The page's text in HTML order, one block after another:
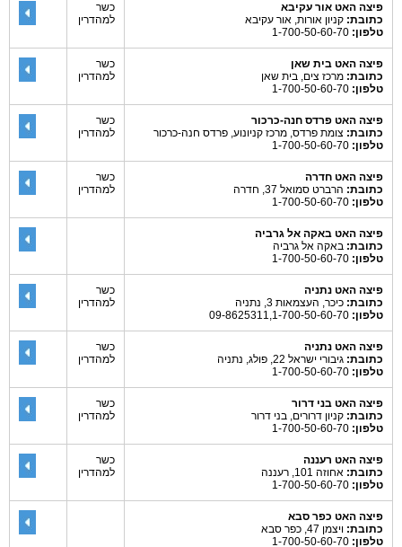
פיצה האט אור עקיבא
כתובת: קניון אורות, אור עקיבא
טלפון:
כשר
למהדרין
פיצה האט בית שאן
כתובת: מרכז צים, בית שאן
טלפון:
כשר
למהדרין
פיצה האט פרדס חנה-כרכור
כתובת: צומת פרדס, מרכז קניונוע, פרדס חנה-כרכור
טלפון:
כשר
למהדרין
פיצה האט חדרה
כתובת: הרברט סמואל 37, חדרה
טלפון:
כשר
למהדרין
פיצה האט באקה אל גרביה
כתובת: באקה אל גרביה
טלפון:
פיצה האט נתניה
כתובת: כיכר, העצמאות 3, נתניה
טלפון:
כשר
למהדרין
פיצה האט נתניה
כתובת: גיבורי ישראל 22, פולג, נתניה
טלפון:
כשר
למהדרין
פיצה האט בני דרור
כתובת: קניון דרורים, בני דרור
טלפון:
כשר
למהדרין
פיצה האט רעננה
כתובת: אחוזה 101, רעננה
טלפון:
כשר
למהדרין
פיצה האט כפר סבא
כתובת: ויצמן 47, כפר סבא
טלפון: